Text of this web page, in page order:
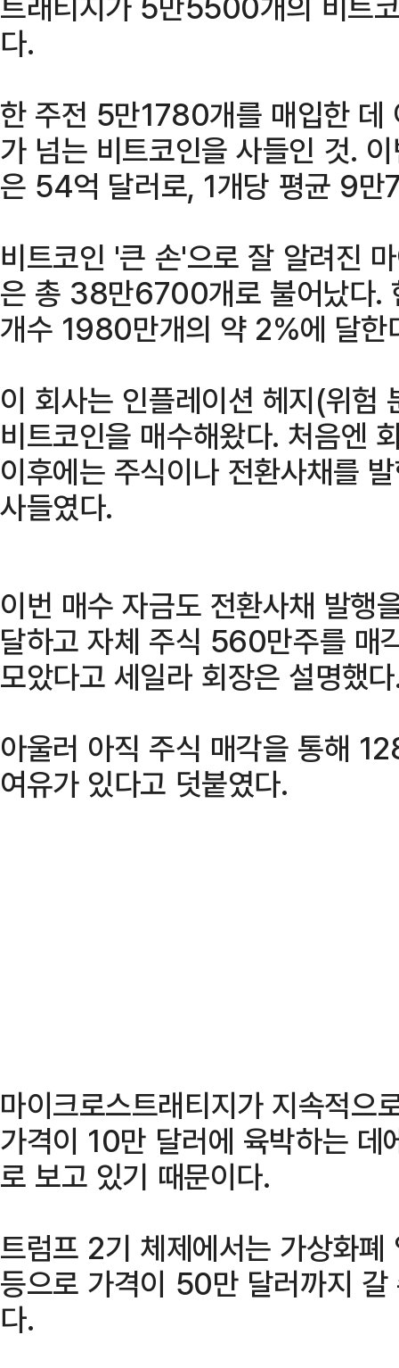
다.
한 주전 5만1780개를 매입한 데
가 넘는 비트코인을 사들인 것.
은 54억 달러로, 1개당 평균 9
비트코인 '큰 손'으로 잘 알려진
은 총 38만6700개로 불어났다.
개수 1980만개의 약 2%에 달한
이 회사는 인플레이션 헤지(위
비트코인을 매수해왔다. 처음엔
이후에는 주식이나 전환사채를
사들였다.
이번 매수 자금도 전환사채 발행
달하고 자체 주식 560만주를 매
모았다고 세일라 회장은 설명했
아울러 아직 주식 매각을 통해
여유가 있다고 덧붙였다.
마이크로스트래티지가 지속적으
가격이 10만 달러에 육박하는 데
로 보고 있기 때문이다.
트럼프 2기 체제에서는 가상화
등으로 가격이 50만 달러까지
다.